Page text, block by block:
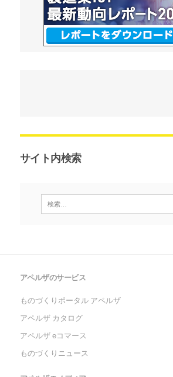
サイト内検索
アペルザのサービス
ものづくりポータル アペルザ
アペルザ カタログ
アペルザ eコマース
ものづくりニュース